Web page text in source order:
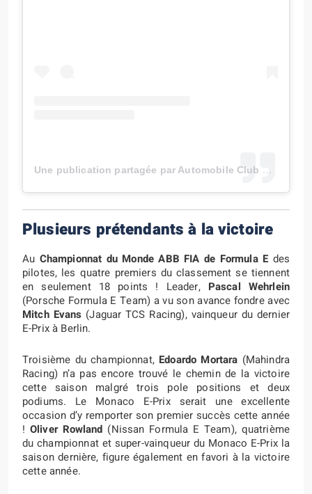
Une publication partagée par Automobile Club de Monaco (@automobileclubmonaco)
Plusieurs prétendants à la victoire
Au Championnat du Monde ABB FIA de Formula E des
pilotes, les quatre premiers du classement se tiennent
en seulement 18 points ! Leader, Pascal Wehrlein
(Porsche Formula E Team) a vu son avance fondre avec
Mitch Evans (Jaguar TCS Racing), vainqueur du dernier
E-Prix à Berlin.
Troisième du championnat, Edoardo Mortara (Mahindra
Racing) n’a pas encore trouvé le chemin de la victoire
cette saison malgré trois pole positions et deux
podiums. Le Monaco E-Prix serait une excellente
occasion d’y remporter son premier succès cette année
! Oliver Rowland (Nissan Formula E Team), quatrième
du championnat et super-vainqueur du Monaco E-Prix la
saison dernière, figure également en favori à la victoire
cette année.